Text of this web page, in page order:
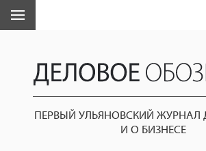
ПЕРВЫЙ УЛЬЯНОВСКИЙ ЖУРНАЛ
И О БИЗНЕСЕ